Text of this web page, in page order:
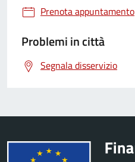
Prenota appuntamento
Problemi in città
Segnala disservizio